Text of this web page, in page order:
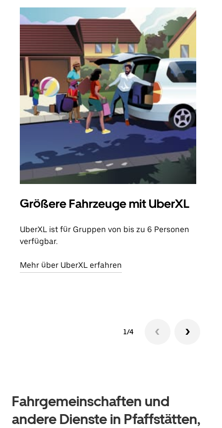
Größere Fahrzeuge mit UberXL
UberXL ist für Gruppen von bis zu 6 Personen
verfügbar.
Mehr über UberXL erfahren
1/4
Fahrgemeinschaften und
andere Dienste in Pfaffstätten,